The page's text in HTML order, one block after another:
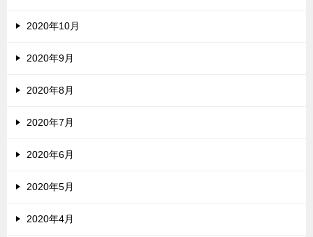
2020年10月
2020年9月
2020年8月
2020年7月
2020年6月
2020年5月
2020年4月